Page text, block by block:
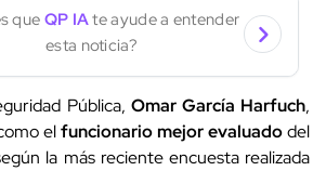
que QP IAte ayude a entender
esta noticia?
Pública, Omar García Harfuch,
elfuncionario mejor evaluadodel
la más reciente encuesta realizada